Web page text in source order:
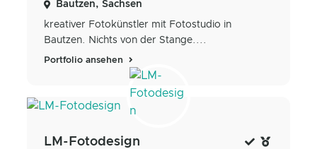
Bautzen, Sachsen
kreativer Fotokünstler mit Fotostudio in
Bautzen. Nichts von der Stange....
Portfolio ansehen
LM-Fotodesign